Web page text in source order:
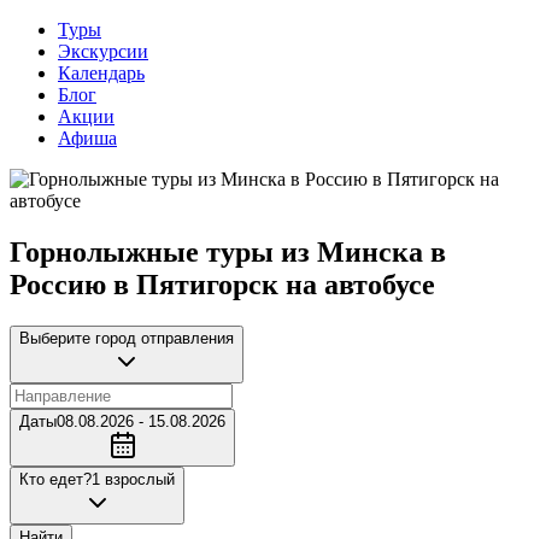
Туры
Экскурсии
Календарь
Блог
Акции
Афиша
Горнолыжные туры из Минска в
Россию в Пятигорск на автобусе
Выберите город отправления
Даты08.08.2026 - 15.08.2026
Кто едет?1 взрослый